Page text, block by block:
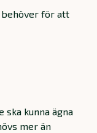
för att
kunna ägna
mer än